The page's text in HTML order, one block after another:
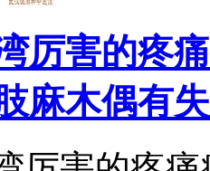
厉害的疼
麻木偶有失